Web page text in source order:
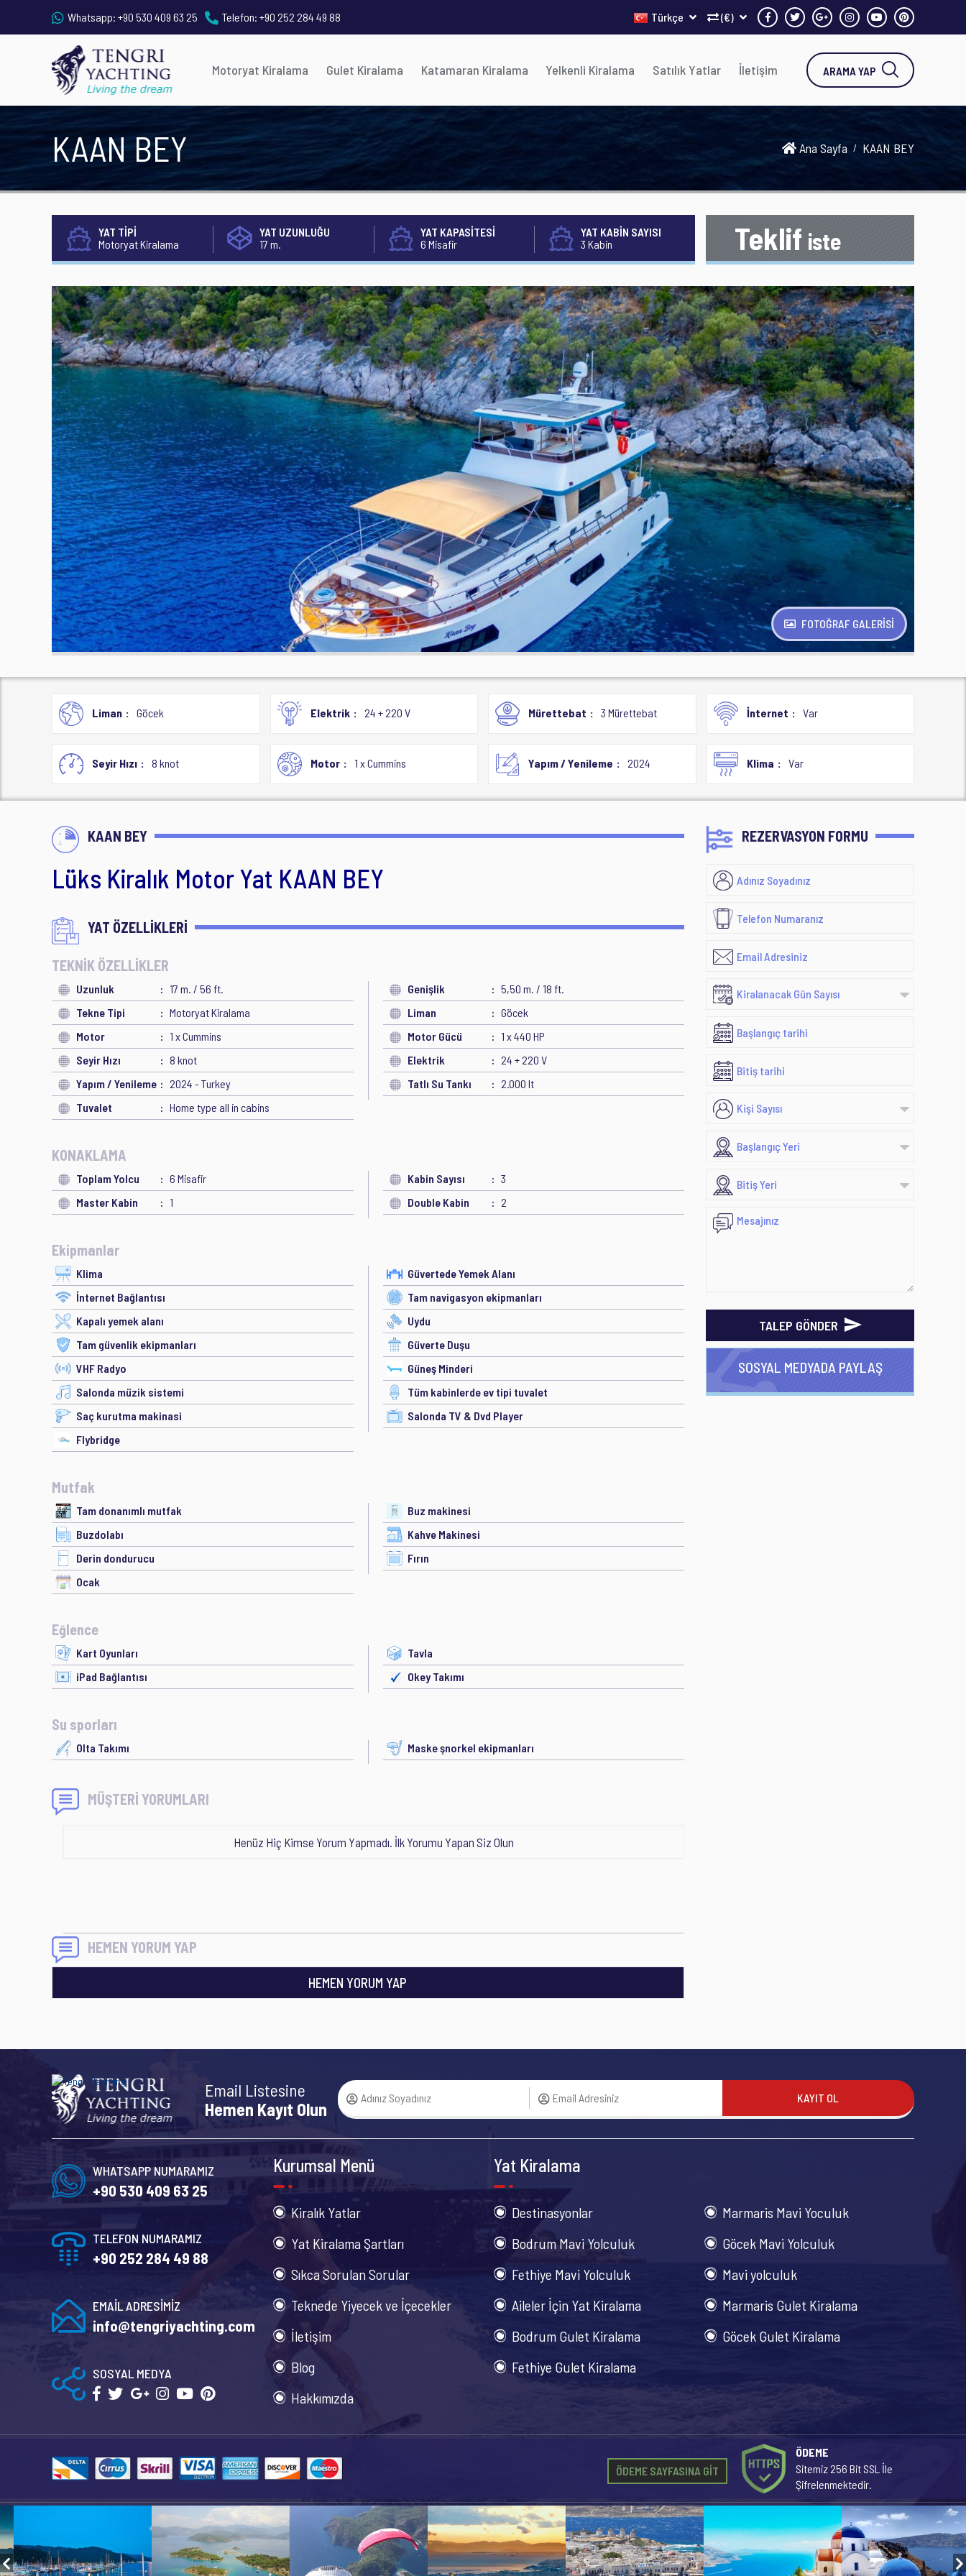
Whatsapp: +90 530 409 63 25 Telefon: +90 252 284 49 88 (€)
Türkçe
Motoryat Kiralama Gulet Kiralama Katamaran Kiralama Yelkenli Kiralama Satılık Yatlar İletişim ARAMA YAP
KAAN BEY Ana Sayfa KAAN BEY
YAT TİPİ
Motoryat Kiralama
YAT UZUNLUĞU
17 m.
YAT KAPASİTESİ
6 Misafir
YAT KABİN SAYISI
3 Kabin
Teklif iste
FOTOĞRAF GALERİSİ
Liman Göcek Elektrik 24 + 220 V Mürettebat 3 Mürettebat İnternet Var
Seyir Hızı 8 knot Motor 1 x Cummins Yapım / Yenileme 2024 Klima Var
KAAN BEY
Lüks Kiralık Motor Yat KAAN BEY
YAT ÖZELLİKLERİ
TEKNİK ÖZELLİKLER
Uzunluk 17 m. / 56 ft. Genişlik
5,50 m. / 18 ft.
Tekne Tipi
Motoryat Kiralama Liman
Göcek
Motor
1 x Cummins Motor Gücü
1 x 440 HP
Seyir Hızı
8 knot Elektrik
24 + 220 V
Yapım / Yenileme
2024 - Turkey Tatlı Su Tankı
2.000 lt
Tuvalet
Home type all in cabins
KONAKLAMA
Toplam Yolcu 6 Misafir Kabin Sayısı
3
Master Kabin
1 Double Kabin 2
Ekipmanlar
Klima
Güvertede Yemek Alanı
İnternet Bağlantısı
Tam navigasyon ekipmanları
Kapalı yemek alanı
Uydu
Tam güvenlik ekipmanları
Güverte Duşu
VHF Radyo
Güneş Minderi
Salonda müzik sistemi
Tüm kabinlerde ev tipi tuvalet
Saç kurutma makinasi
Salonda TV & Dvd Player
Flybridge
Mutfak
Tam donanımlı mutfak
Buz makinesi
Buzdolabı
Kahve Makinesi
Derin dondurucu
Fırın
Ocak
Eğlence
Kart Oyunları
Tavla
iPad Bağlantısı
Okey Takımı
Su sporları
Olta Takımı Maske şnorkel ekipmanları
MÜŞTERİ YORUMLARI
Henüz Hiç Kimse Yorum Yapmadı. İlk Yorumu Yapan Siz Olun
HEMEN YORUM YAP
HEMEN YORUM YAP
REZERVASYON FORMU
TALEP GÖNDER
SOSYAL MEDYADA PAYLAŞ
Email Listesine
Hemen Kayıt Olun
KAYIT OL
WHATSAPP NUMARAMIZ
+90 530 409 63 25
TELEFON NUMARAMIZ
+90 252 284 49 88
EMAİL ADRESİMİZ
info@tengriyachting.com
SOSYAL MEDYA
Kurumsal Menü
Kiralık Yatlar
Yat Kiralama Şartları
Sıkca Sorulan Sorular
Teknede Yiyecek ve İçecekler
İletişim
Blog
Hakkımızda
Yat Kiralama
Destinasyonlar
Marmaris Mavi Yoculuk
Bodrum Mavi Yolculuk
Göcek Mavi Yolculuk
Fethiye Mavi Yolculuk
Mavi yolculuk
Aileler İçin Yat Kiralama
Marmaris Gulet Kiralama
Bodrum Gulet Kiralama
Göcek Gulet Kiralama
Fethiye Gulet Kiralama
ÖDEME
Sitemiz 256 Bit SSL İle
Şifrelenmektedir.
ÖDEME SAYFASINA GİT